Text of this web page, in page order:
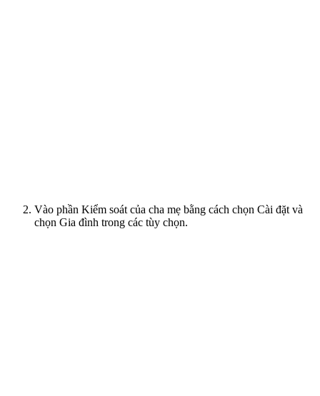
Vào phần Kiểm soát của cha mẹ bằng cách chọn Cài đặt và
chọn Gia đình trong các tùy chọn.